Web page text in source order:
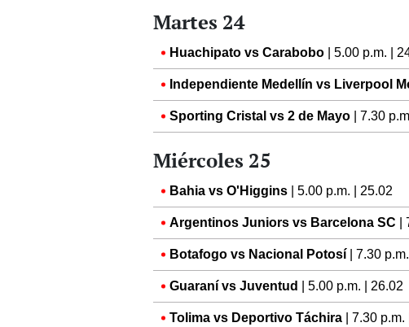
Martes 24
Huachipato vs Carabobo | 5.00 p.m. |
Independiente Medellín vs Liverpool
Sporting Cristal vs 2 de Mayo | 7.30
Miércoles 25
Bahia vs O'Higgins | 5.00 p.m. | 25.02
Argentinos Juniors vs Barcelona SC
Botafogo vs Nacional Potosí | 7.30
Guaraní vs Juventud | 5.00 p.m. | 26.02
Tolima vs Deportivo Táchira | 7.30